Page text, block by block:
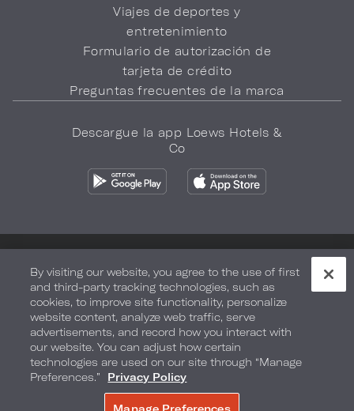
Viajes de deportes y
entretenimiento
Formulario de autorización de
tarjeta de crédito
Preguntas frecuentes de la marca
Descargue la app Loews Hotels &
Co
Seguridad y bienestar Términos de Uso Accesibilidad
Mapa del sitio Sus opciones de privacidad
DERECHOS DE AUTOR 2026.LOEWS HOTELS & CO
By visiting our website, you agree to the use of first
and third-party tracking technologies, such as
cookies, to improve site functionality, personalize
website content, analyze web traffic, serve
advertisements, and record how you interact with
our website. You can adjust how certain
technologies are used on our site through “Manage
Preferences.”
Privacy Policy